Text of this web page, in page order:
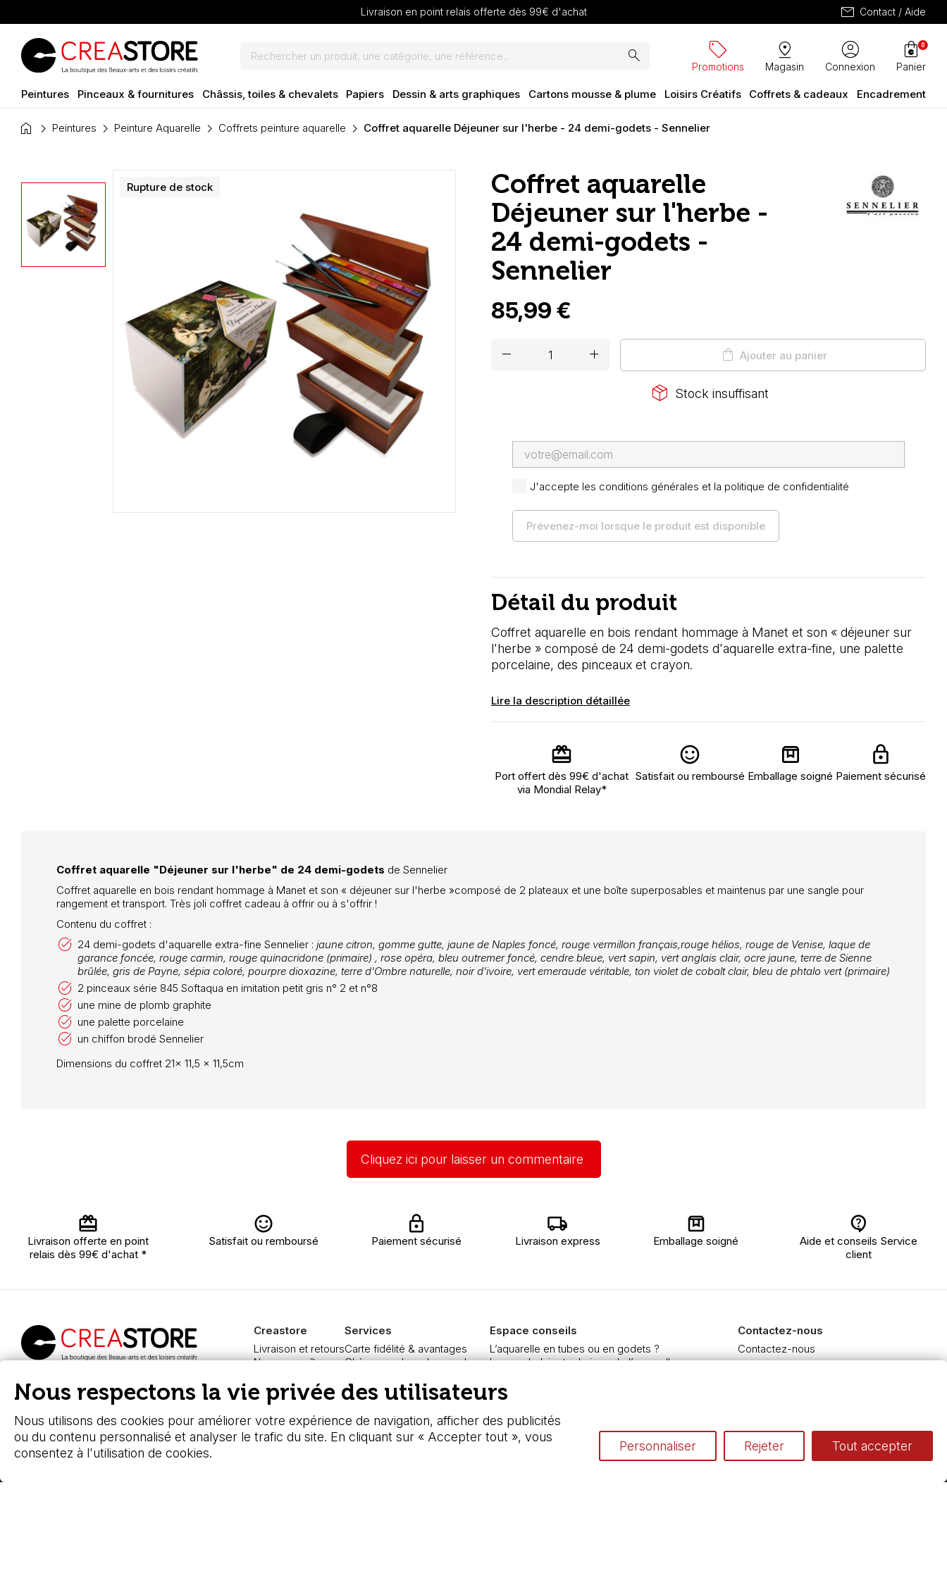
Livraison en point relais offerte dès 99€ d'achat mail Contact / Aide
search sell
Promotions
pin_drop
Magasin
account_circle
Connexion
shopping_bag
Panier
0
Peintures Pinceaux & fournitures Châssis, toiles & chevalets Papiers Dessin & arts graphiques Cartons mousse & plume Loisirs Créatifs Coffrets & cadeaux Encadrement
home Peintures Peinture Aquarelle Coffrets peinture aquarelle Coffret aquarelle Déjeuner sur l'herbe - 24 demi-godets - Sennelier
Rupture de stock
Coffret aquarelle
Déjeuner sur l'herbe -
24 demi-godets -
Sennelier
85,99 €
remove add shopping_bag Ajouter au panier
package_2 Stock insuffisant
J'accepte les conditions générales et la politique de confidentialité
Prévenez-moi lorsque le produit est disponible
Détail du produit
Coffret aquarelle en bois rendant hommage à Manet et son « déjeuner sur
l'herbe » composé de 24 demi-godets d'aquarelle extra-fine, une palette
porcelaine, des pinceaux et crayon.
Lire la description détaillée
Port offert dès 99€ d'achat
via Mondial Relay*
Satisfait ou remboursé Emballage soigné Paiement sécurisé
Coffret aquarelle "Déjeuner sur l'herbe" de 24 demi-godets de Sennelier
Coffret aquarelle en bois rendant hommage à Manet et son « déjeuner sur l'herbe »composé de 2 plateaux et une boîte superposables et maintenus par une sangle pour
rangement et transport. Très joli coffret cadeau à offrir ou à s'offrir !
Contenu du coffret :
24 demi-godets d'aquarelle extra-fine Sennelier : jaune citron, gomme gutte, jaune de Naples foncé, rouge vermillon français,rouge hélios, rouge de Venise, laque de
garance foncée, rouge carmin, rouge quinacridone (primaire) , rose opéra, bleu outremer foncé, cendre bleue, vert sapin, vert anglais clair, ocre jaune, terre de Sienne
brûlée, gris de Payne, sépia coloré, pourpre dioxazine, terre d'Ombre naturelle, noir d'ivoire, vert emeraude véritable, ton violet de cobalt clair, bleu de phtalo vert (primaire)
2 pinceaux série 845 Softaqua en imitation petit gris n° 2 et n°8
une mine de plomb graphite
une palette porcelaine
un chiffon brodé Sennelier
Dimensions du coffret 21x 11,5 x 11,5cm
Cliquez ici pour laisser un commentaire
Livraison offerte en point
relais dès 99€ d'achat *
Satisfait ou remboursé Paiement sécurisé Livraison express Emballage soigné
Aide et conseils Service
client
fournitures beaux-arts
Creastore
Livraison et retours
Nous connaître
FAQ
Boutique à Angers
Services
Carte fidélité & avantages
Chèque cadeau, bon cadeaux
Pass culture - mode d'emploi
Nos promotions en cours
Espace conseils
L’aquarelle en tubes ou en godets ?
Le vocabulaire technique de l’aquarelle
Préparer une toile pour peinture à l'huile et acrylique
Nettoyage et entretien des pinceaux
Contactez-nous
Contactez-nous
Nous respectons la vie privée des utilisateurs
Nous utilisons des cookies pour améliorer votre expérience de navigation, afficher des publicités
ou du contenu personnalisé et analyser le trafic du site. En cliquant sur « Accepter tout », vous
consentez à l'utilisation de cookies.
Personnaliser Rejeter Tout accepter